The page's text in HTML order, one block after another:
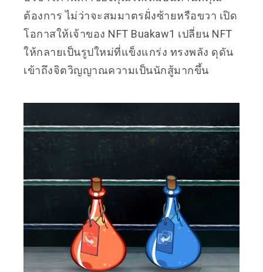
ต้องการ ไม่ว่าจะสมมาตรฝั่งซ้ายหรือขวา เปิด
โอกาสให้เจ้าของ NFT Buakaw1 เปลี่ยน NFT
ให้กลายเป็นรูปใหม่ที่แข็งแกร่ง ทรงพลัง ดุดัน
เข้าถึงจิตวิญญาณความเป็นนักสู้มากขึ้น